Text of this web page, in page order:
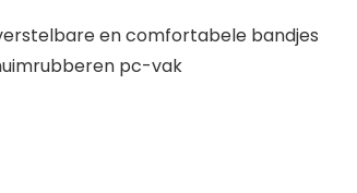
en comfortabele bandjes
pc-vak